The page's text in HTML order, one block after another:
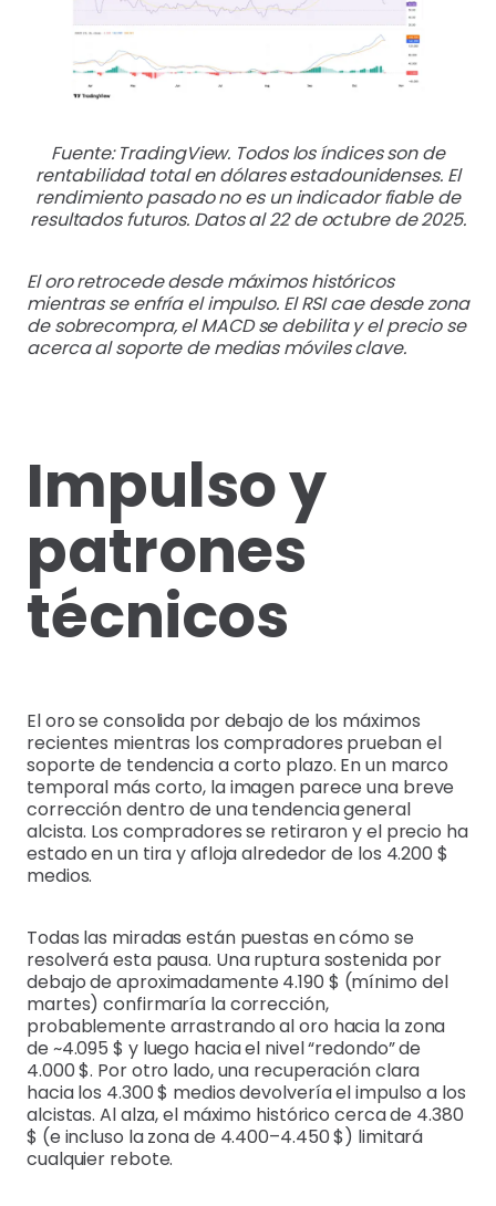
Fuente: TradingView. Todos los índices son de
rentabilidad total en dólares estadounidenses. El
rendimiento pasado no es un indicador fiable de
resultados futuros. Datos al 22 de octubre de 2025.
El oro retrocede desde máximos históricos
mientras se enfría el impulso. El RSI cae desde zona
de sobrecompra, el MACD se debilita y el precio se
acerca al soporte de medias móviles clave.
Impulso y
patrones
técnicos
El oro se consolida por debajo de los máximos
recientes mientras los compradores prueban el
soporte de tendencia a corto plazo. En un marco
temporal más corto, la imagen parece una breve
corrección dentro de una tendencia general
alcista. Los compradores se retiraron y el precio ha
estado en un tira y afloja alrededor de los 4.200 $
medios.
Todas las miradas están puestas en cómo se
resolverá esta pausa. Una ruptura sostenida por
debajo de aproximadamente 4.190 $ (mínimo del
martes) confirmaría la corrección,
probablemente arrastrando al oro hacia la zona
de ~4.095 $ y luego hacia el nivel “redondo” de
4.000 $. Por otro lado, una recuperación clara
hacia los 4.300 $ medios devolvería el impulso a los
alcistas. Al alza, el máximo histórico cerca de 4.380
$ (e incluso la zona de 4.400–4.450 $) limitará
cualquier rebote.